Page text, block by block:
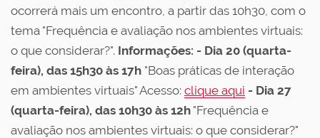
ocorrerá mais um encontro, a partir das 10h30, com o
tema "Frequência e avaliação nos ambientes virtuais:
o que considerar?". Informações: - Dia 20 (quarta-
feira), das 15h30 às 17h "Boas práticas de interação
em ambientes virtuais" Acesso: clique aqui - Dia 27
(quarta-feira), das 10h30 às 12h "Frequência e
avaliação nos ambientes virtuais: o que considerar?"